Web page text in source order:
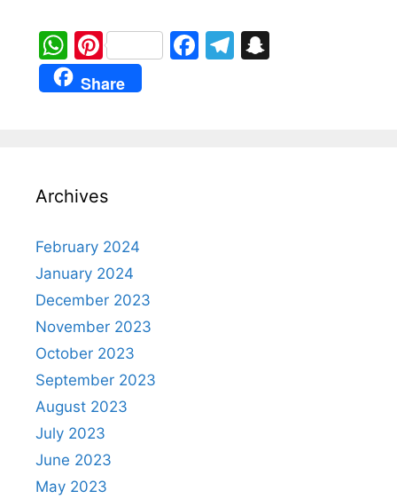
W
h
at
p
Pi
nt
er
F
T
Share
Archives
February 2024
January 2024
December 2023
November 2023
October 2023
September 2023
August 2023
July 2023
June 2023
May 2023